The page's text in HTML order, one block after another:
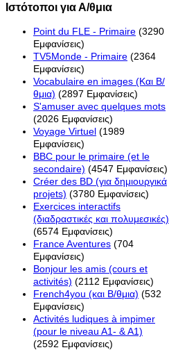
Ιστότοποι για Α/θμια
Point du FLE - Primaire (3290
Εμφανίσεις)
TV5Monde - Primaire (2364
Εμφανίσεις)
Vocabulaire en images (Και Β/
θμια) (2897 Εμφανίσεις)
S'amuser avec quelques mots
(2026 Εμφανίσεις)
Voyage Virtuel (1989
Εμφανίσεις)
BBC pour le primaire (et le
secondaire) (4547 Εμφανίσεις)
Créer des BD (για δημιουργικά
projets) (3780 Εμφανίσεις)
Exercices interactifs
(διαδραστικές και πολυμεσικές)
(6574 Εμφανίσεις)
France Aventures (704
Εμφανίσεις)
Bonjour les amis (cours et
activités) (2112 Εμφανίσεις)
French4you (και Β/θμια) (532
Εμφανίσεις)
Activités ludiques à impimer
(pour le niveau A1- & A1)
(2592 Εμφανίσεις)